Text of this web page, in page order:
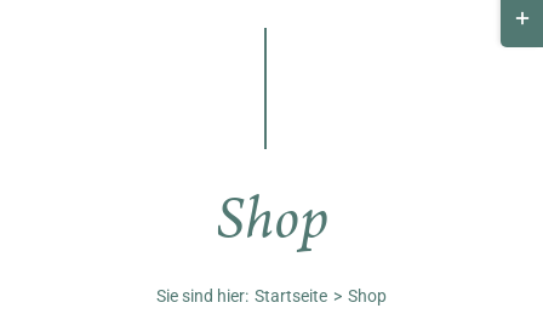
Unternehmen
Shop
Sie sind hier: Startseite Shop